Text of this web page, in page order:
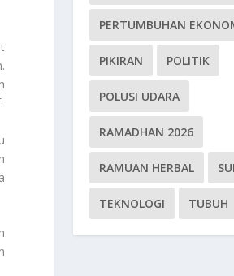
PERTUMBUHAN
PIKIRAN POLITIK
POLUSI UDARA
RAMADHAN 2026
RAMUAN HERBAL
TEKNOLOGI TUBUH